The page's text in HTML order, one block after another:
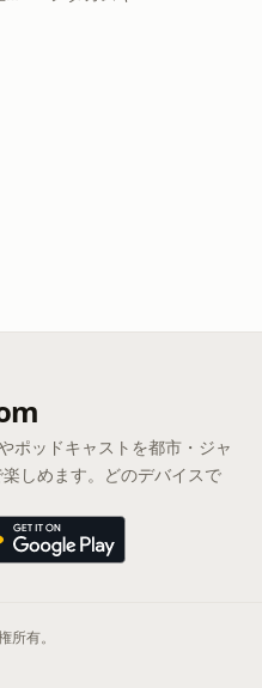
ポッドキャストを都市・ジャ
しめます。どのデバイスで
所有。